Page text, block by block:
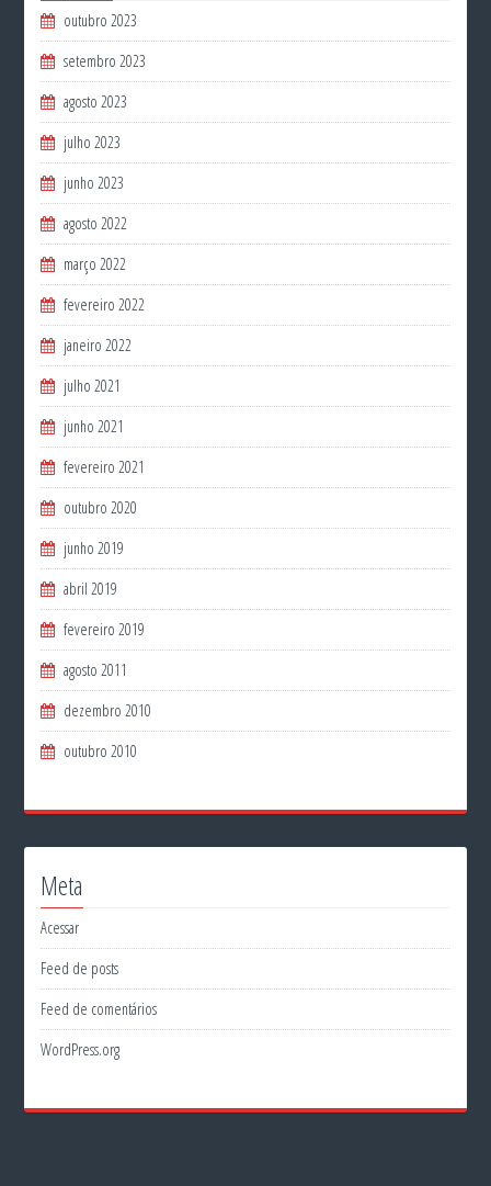
outubro 2023
setembro 2023
agosto 2023
julho 2023
junho 2023
agosto 2022
março 2022
fevereiro 2022
janeiro 2022
julho 2021
junho 2021
fevereiro 2021
outubro 2020
junho 2019
abril 2019
fevereiro 2019
agosto 2011
dezembro 2010
outubro 2010
Meta
Acessar
Feed de posts
Feed de comentários
WordPress.org